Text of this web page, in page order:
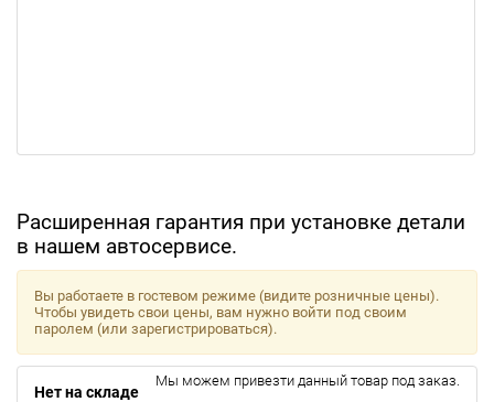
Расширенная гарантия при установке детали
в нашем автосервисе.
Вы работаете в гостевом режиме (видите розничные цены).
Чтобы увидеть свои цены, вам нужно войти под своим
паролем (или зарегистрироваться).
Нет на складе
Мы можем привезти данный товар под заказ.